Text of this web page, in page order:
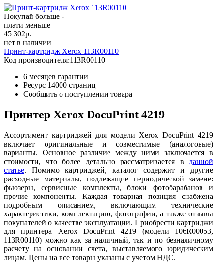
Покупай больше -
плати меньше
45 302р.
нет в наличии
Принт-картридж Xerox 113R00110
Код производителя:113R00110
6 месяцев гарантии
Ресурс 14000 страниц
Сообщить о поступлении товара
Принтер Xerox DocuPrint 4219
Ассортимент картриджей для модели Xerox DocuPrint 4219
включает оригинальные и совместимые (аналоговые)
варианты. Основное различие между ними заключается в
стоимости, что более детально рассматривается в данной
статье. Помимо картриджей, каталог содержит и другие
расходные материалы, подлежащие периодической замене:
фьюзеры, сервисные комплекты, блоки фотобарабанов и
прочие компоненты. Каждая товарная позиция снабжена
подробным описанием, включающим технические
характеристики, комплектацию, фотографии, а также отзывы
покупателей о качестве эксплуатации. Приобрести картриджи
для принтера Xerox DocuPrint 4219 (модели 106R00053,
113R00110) можно как за наличный, так и по безналичному
расчету на основании счета, выставляемого юридическим
лицам. Цены на все товары указаны с учетом НДС.